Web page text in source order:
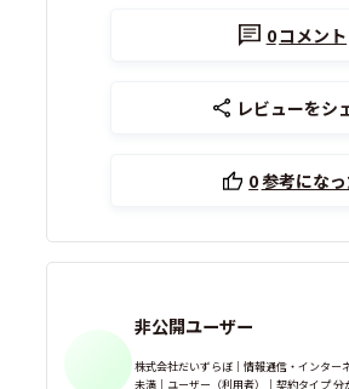
0コメント
レビューをシ
0参考にな
非公開ユーザー
株式会社だいずらぼ｜情報通信・インター
未満｜ユーザー（利用者）｜契約タイプ 分